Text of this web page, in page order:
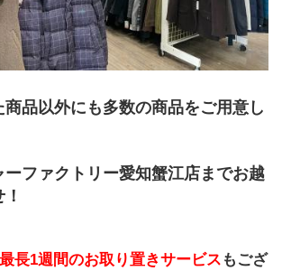
品以外にも多数の商品をご用意し
ファクトリー愛知蟹江店までお越
長1週間のお取り置きサービス もござ